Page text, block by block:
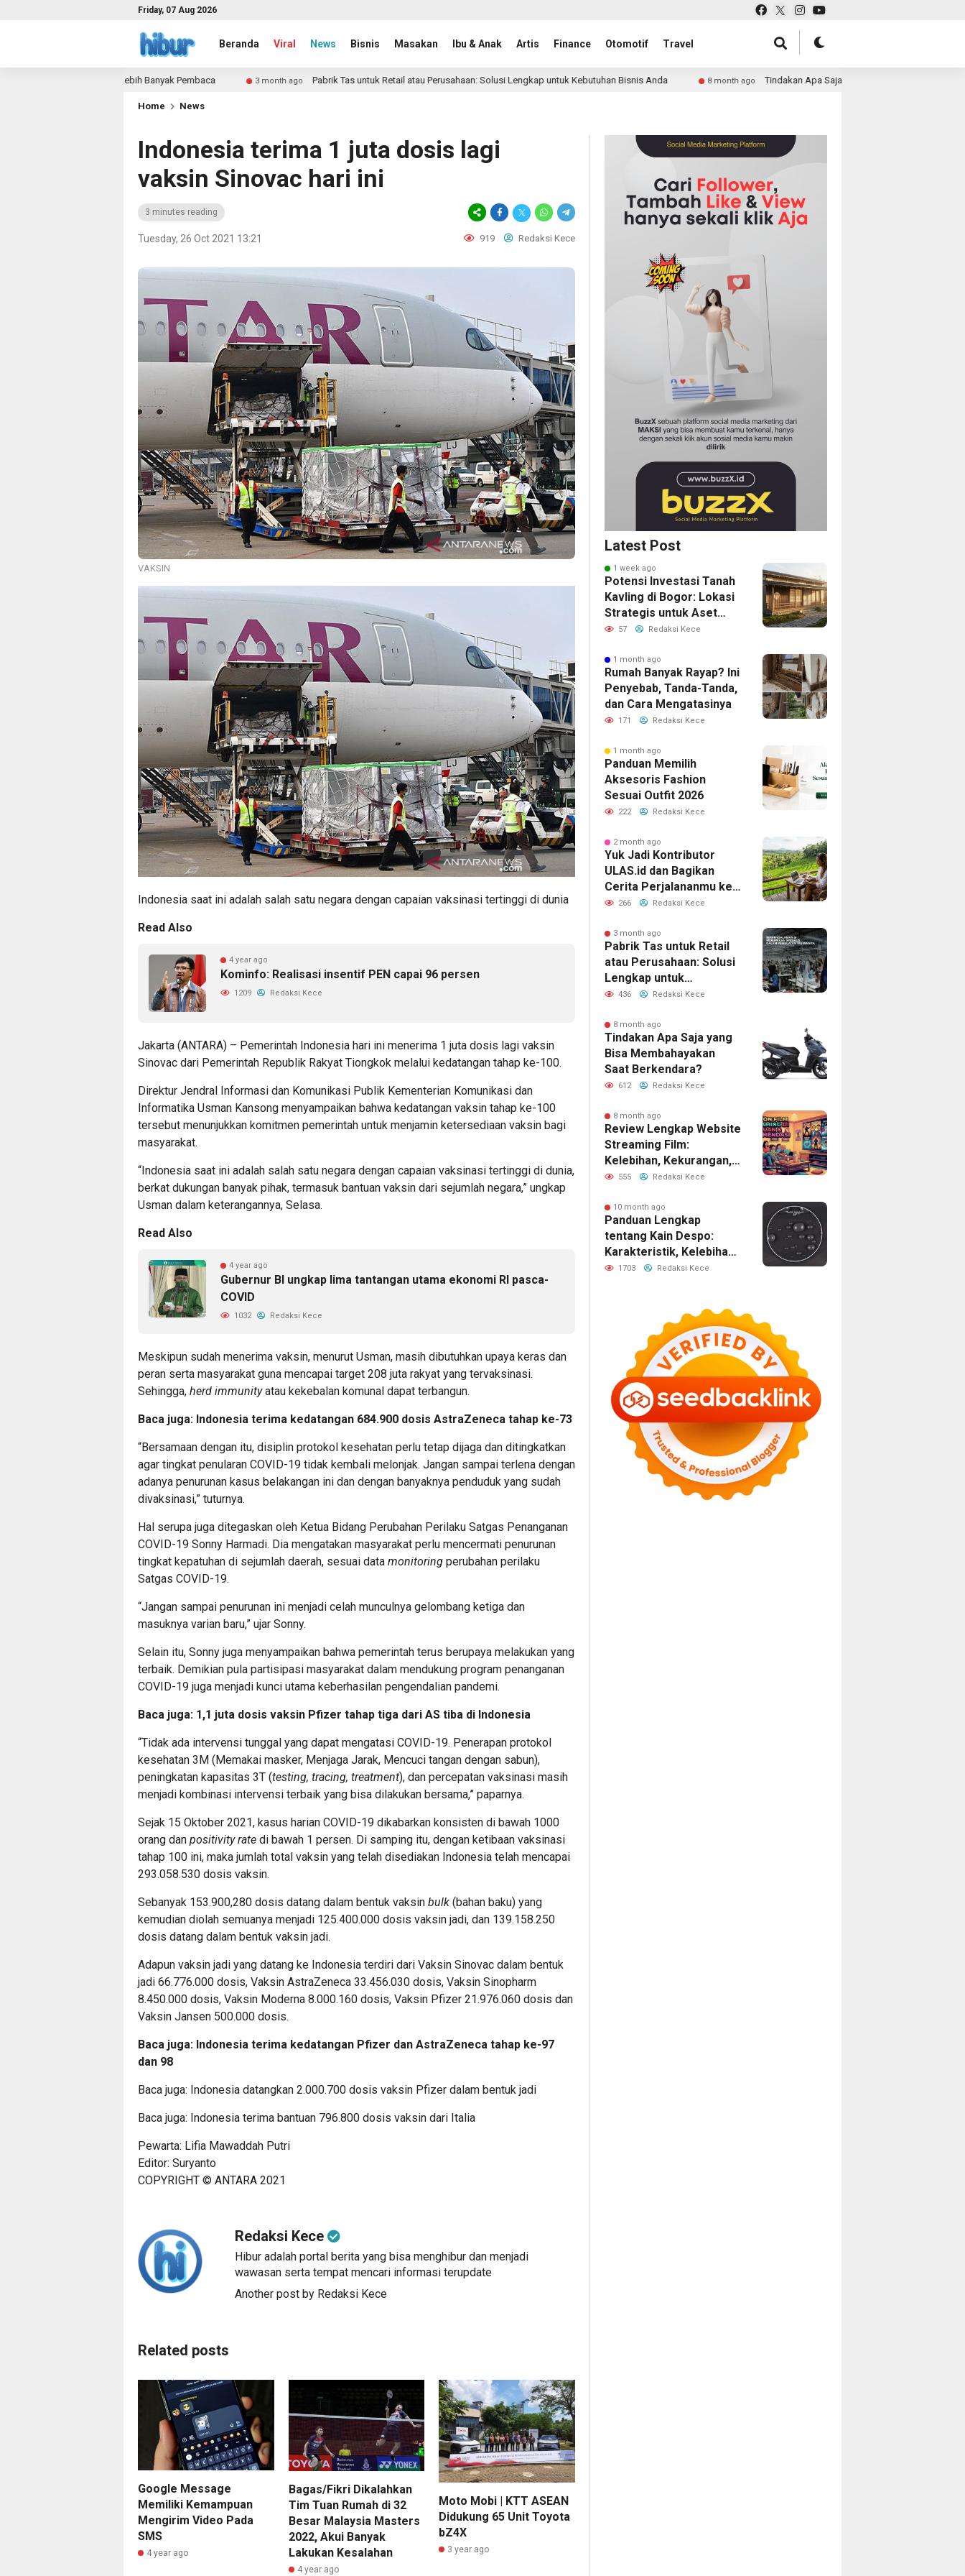
Friday, 07 Aug 2026
Beranda Viral News Bisnis Masakan Ibu & Anak Artis Finance Otomotif Travel
ke Lebih Banyak Pembaca 3 month ago Pabrik Tas untuk Retail atau Perusahaan: Solusi Lengkap untuk Kebutuhan Bisnis Anda 8 month ago Tindakan Apa Saja yang Bisa Membahayakan Saat Berkendara?
Home News
Indonesia terima 1 juta dosis lagi
vaksin Sinovac hari ini
3 minutes reading
Tuesday, 26 Oct 2021 13:21 919 Redaksi Kece
VAKSIN
Indonesia saat ini adalah salah satu negara dengan capaian vaksinasi tertinggi di dunia
Read Also
4 year ago
Kominfo: Realisasi insentif PEN capai 96 persen
1209 Redaksi Kece
Jakarta (ANTARA) – Pemerintah Indonesia hari ini menerima 1 juta dosis lagi vaksin
Sinovac dari Pemerintah Republik Rakyat Tiongkok melalui kedatangan tahap ke-100.
Direktur Jendral Informasi dan Komunikasi Publik Kementerian Komunikasi dan
Informatika Usman Kansong menyampaikan bahwa kedatangan vaksin tahap ke-100
tersebut menunjukkan komitmen pemerintah untuk menjamin ketersediaan vaksin bagi
masyarakat.
“Indonesia saat ini adalah salah satu negara dengan capaian vaksinasi tertinggi di dunia,
berkat dukungan banyak pihak, termasuk bantuan vaksin dari sejumlah negara,” ungkap
Usman dalam keterangannya, Selasa.
Read Also
4 year ago
Gubernur BI ungkap lima tantangan utama ekonomi RI pasca-
COVID
1032 Redaksi Kece
Meskipun sudah menerima vaksin, menurut Usman, masih dibutuhkan upaya keras dan
peran serta masyarakat guna mencapai target 208 juta rakyat yang tervaksinasi.
Sehingga, herd immunityatau kekebalan komunal dapat terbangun.
Baca juga: Indonesia terima kedatangan 684.900 dosis AstraZeneca tahap ke-73
“Bersamaan dengan itu, disiplin protokol kesehatan perlu tetap dijaga dan ditingkatkan
agar tingkat penularan COVID-19 tidak kembali melonjak. Jangan sampai terlena dengan
adanya penurunan kasus belakangan ini dan dengan banyaknya penduduk yang sudah
divaksinasi,” tuturnya.
Hal serupa juga ditegaskan oleh Ketua Bidang Perubahan Perilaku Satgas Penanganan
COVID-19 Sonny Harmadi. Dia mengatakan masyarakat perlu mencermati penurunan
tingkat kepatuhan di sejumlah daerah, sesuai data monitoring perubahan perilaku
Satgas COVID-19.
“Jangan sampai penurunan ini menjadi celah munculnya gelombang ketiga dan
masuknya varian baru,” ujar Sonny.
Selain itu, Sonny juga menyampaikan bahwa pemerintah terus berupaya melakukan yang
terbaik. Demikian pula partisipasi masyarakat dalam mendukung program penanganan
COVID-19 juga menjadi kunci utama keberhasilan pengendalian pandemi.
Baca juga: 1,1 juta dosis vaksin Pfizer tahap tiga dari AS tiba di Indonesia
“Tidak ada intervensi tunggal yang dapat mengatasi COVID-19. Penerapan protokol
kesehatan 3M (Memakai masker, Menjaga Jarak, Mencuci tangan dengan sabun),
peningkatan kapasitas 3T (testing, tracing, treatment), dan percepatan vaksinasi masih
menjadi kombinasi intervensi terbaik yang bisa dilakukan bersama,” paparnya.
Sejak 15 Oktober 2021, kasus harian COVID-19 dikabarkan konsisten di bawah 1000
orang dan positivity rate di bawah 1 persen. Di samping itu, dengan ketibaan vaksinasi
tahap 100 ini, maka jumlah total vaksin yang telah disediakan Indonesia telah mencapai
293.058.530 dosis vaksin.
Sebanyak 153.900,280 dosis datang dalam bentuk vaksin bulk (bahan baku) yang
kemudian diolah semuanya menjadi 125.400.000 dosis vaksin jadi, dan 139.158.250
dosis datang dalam bentuk vaksin jadi.
Adapun vaksin jadi yang datang ke Indonesia terdiri dari Vaksin Sinovac dalam bentuk
jadi 66.776.000 dosis, Vaksin AstraZeneca 33.456.030 dosis, Vaksin Sinopharm
8.450.000 dosis, Vaksin Moderna 8.000.160 dosis, Vaksin Pfizer 21.976.060 dosis dan
Vaksin Jansen 500.000 dosis.
Baca juga: Indonesia terima kedatangan Pfizer dan AstraZeneca tahap ke-97
dan 98
Baca juga: Indonesia datangkan 2.000.700 dosis vaksin Pfizer dalam bentuk jadi
Baca juga: Indonesia terima bantuan 796.800 dosis vaksin dari Italia
Pewarta: Lifia Mawaddah Putri
Editor: Suryanto
COPYRIGHT © ANTARA 2021
Redaksi Kece
Hibur adalah portal berita yang bisa menghibur dan menjadi
wawasan serta tempat mencari informasi terupdate
Another post by Redaksi Kece
Related posts
Google Message
Memiliki Kemampuan
Mengirim Video Pada
SMS
4 year ago
Bagas/Fikri Dikalahkan
Tim Tuan Rumah di 32
Besar Malaysia Masters
2022, Akui Banyak
Lakukan Kesalahan
4 year ago
Moto Mobi | KTT ASEAN
Didukung 65 Unit Toyota
bZ4X
3 year ago
Latest Post
1 week ago
Potensi Investasi Tanah
Kavling di Bogor: Lokasi
Strategis untuk Aset
Masa Depan
57 Redaksi Kece
1 month ago
Rumah Banyak Rayap? Ini
Penyebab, Tanda-Tanda,
dan Cara Mengatasinya
171 Redaksi Kece
1 month ago
Panduan Memilih
Aksesoris Fashion
Sesuai Outfit 2026
222 Redaksi Kece
2 month ago
Yuk Jadi Kontributor
ULAS.id dan Bagikan
Cerita Perjalananmu ke
Lebih Banyak Pembaca
266 Redaksi Kece
3 month ago
Pabrik Tas untuk Retail
atau Perusahaan: Solusi
Lengkap untuk
Kebutuhan Bisnis Anda
436 Redaksi Kece
8 month ago
Tindakan Apa Saja yang
Bisa Membahayakan
Saat Berkendara?
612 Redaksi Kece
8 month ago
Review Lengkap Website
Streaming Film:
Kelebihan, Kekurangan,
dan Fitur Unggulan
555 Redaksi Kece
10 month ago
Panduan Lengkap
tentang Kain Despo:
Karakteristik, Kelebihan,
dan Manfaatnya
1703 Redaksi Kece